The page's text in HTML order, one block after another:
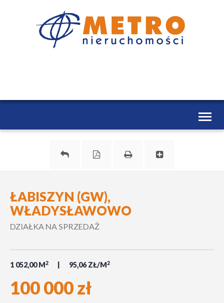
Toggle
ŁABISZYN (GW),
WŁADYSŁAWOWO
DZIAŁKA NA SPRZEDAŻ
1 052,00 M2 95,06 ZŁ/M2
100 000 zł